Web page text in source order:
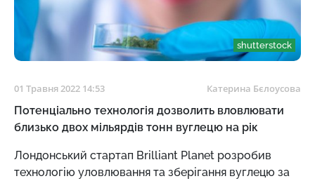
shutterstock
01 Травня 2022 14:53 Катерина Бєлоусова
Потенціально технологія дозволить вловлювати
близько двох мільярдів тонн вуглецю на рік
Лондонський стартап Brilliant Planet розробив
технологію уловлювання та зберігання вуглецю за